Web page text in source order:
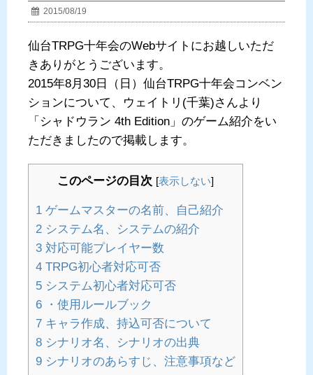
2015/08/19
仙台TRPG十年会のWebサイトにお越しいただ
きありがとうございます。
2015年8月30日（日）仙台TRPG十年会コンベン
ションについて、ウェイトリ(千葉)さんより
「シャドウラン 4th Edition」のゲーム紹介をい
ただきましたので掲載します。
このページの目次 [表示しない]
1 ゲームマスターの名前、自己紹介
2 システム名、システムの紹介
3 対応可能プレイヤー数
4 TRPG初心者対応可否
5 システム初心者対応可否
6 ・使用ルールブック
7 キャラ作成、持込可否について
8 シナリオ名、シナリオの出典
9 シナリオのあらすじ、注意事項など